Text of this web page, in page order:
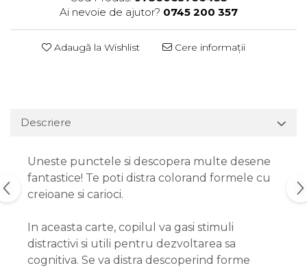
Ai nevoie de ajutor? 0745 200 357
Adaugă la Wishlist Cere informații
Descriere
Uneste punctele si descopera multe desene
fantastice! Te poti distra colorand formele cu
creioane si carioci.
In aceasta carte, copilul va gasi stimuli
distractivi si utili pentru dezvoltarea sa
cognitiva. Se va distra descoperind forme